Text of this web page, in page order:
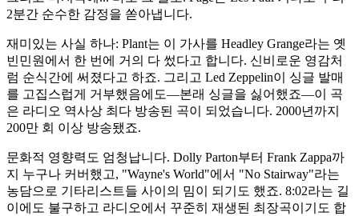
2분간 순수한 감정을 쏟아냅니다.
재미있는 사실 하나: Plant는 이 가사를 Headley Grange라는 옛
빈민원에서 한 번에 거의 다 썼다고 합니다. 신비로운 영감처
럼 순식간에 써졌다고 하죠. 그리고 Led Zeppelin이 싱글 발매
를 고집스럽게 거부했음에도—본래 싱글을 싫어했죠—이 곡
은 라디오 역사상 최다 방송된 곡이 되었습니다. 2000년까지
200만 회 이상 방송됐죠.
문화적 영향력도 엄청납니다. Dolly Parton부터 Frank Zappa까
지 누구나 커버했고, "Wayne's World"에서 "No Stairway"라는
농담으로 기타리스트들 사이의 밈이 되기도 했죠. 8:02라는 길
이에도 불구하고 라디오에서 꾸준히 재생된 최장곡이기도 합